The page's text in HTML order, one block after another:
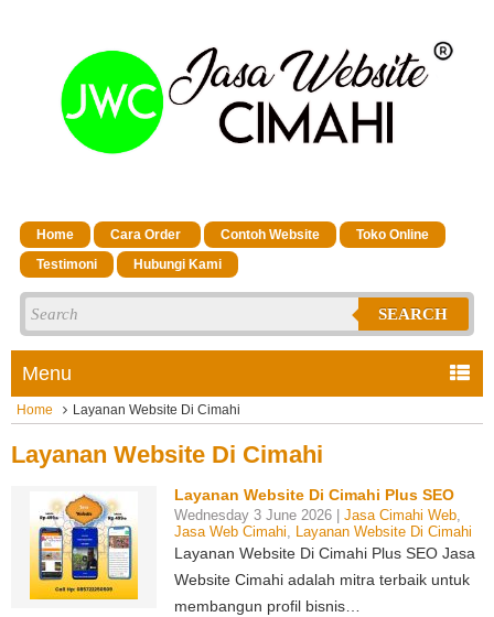
Home Cara Order Contoh Website
Toko Online
Testimoni
Hubungi Kami
SEARCH
Menu
Home Layanan Website Di Cimahi
Layanan Website Di Cimahi
Layanan Website Di Cimahi Plus SEO
Wednesday 3 June 2026 | Jasa Cimahi Web,
Jasa Web Cimahi, Layanan Website Di Cimahi
Layanan Website Di Cimahi Plus SEO Jasa
Website Cimahi adalah mitra terbaik untuk
membangun profil bisnis…